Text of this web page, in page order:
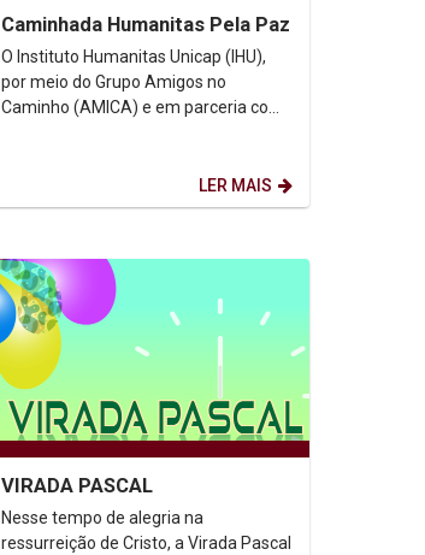
Caminhada Humanitas Pela Paz
O Instituto Humanitas Unicap (IHU),
por meio do Grupo Amigos no
Caminho (AMICA) e em parceria com
LER MAIS
VIRADA PASCAL
Nesse tempo de alegria na
ressurreição de Cristo, a Virada Pascal